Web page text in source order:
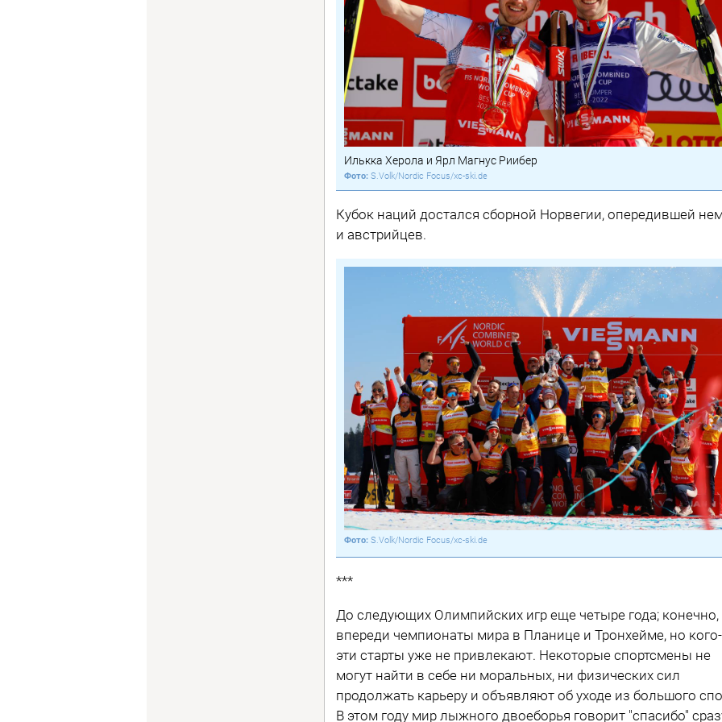
Илькка Херола и Ярл Магнус Риибер
S.Volk/Nordic Focus/xc-ski.de
Кубок наций достался сборной Норвегии, опередившей
и австрийцев.
S.Volk/Nordic Focus/xc-ski.de
***
До следующих Олимпийских игр еще четыре года; конечно,
впереди чемпионаты мира в Планице и Тронхейме, но
эти старты уже не привлекают. Некоторые спортсмены не
могут найти в себе ни моральных, ни физических сил
продолжать карьеру и объявляют об уходе из большого
В этом году мир лыжного двоеборья говорит "спасибо"